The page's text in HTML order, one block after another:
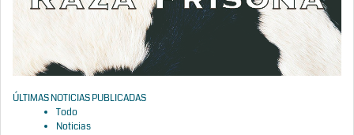
ÚLTIMAS NOTICIAS PUBLICADAS
Todo
Noticias